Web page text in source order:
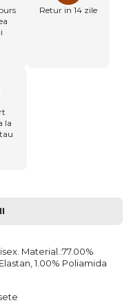
Retur in 14 zile
la
Material.:77.00%
1.00% Poliamida